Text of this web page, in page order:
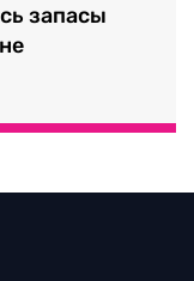
запасы